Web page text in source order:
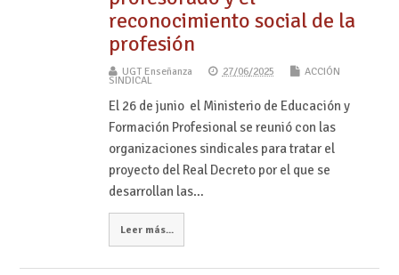
reconocimiento social de la
profesión
UGT Enseñanza 27/06/2025 ACCIÓN
SINDICAL
El 26 de junio el Ministerio de Educación y
Formación Profesional se reunió con las
organizaciones sindicales para tratar el
proyecto del Real Decreto por el que se
desarrollan las…
Leer más...